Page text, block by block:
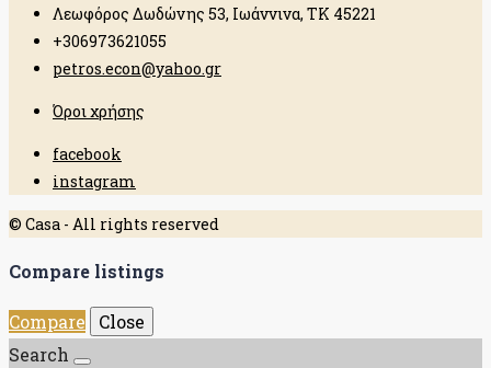
Λεωφόρος Δωδώνης 53, Ιωάννινα, ΤΚ 45221
+306973621055
petros.econ@yahoo.gr
Όροι χρήσης
facebook
instagram
© Casa - All rights reserved
Compare listings
Compare
Close
Search